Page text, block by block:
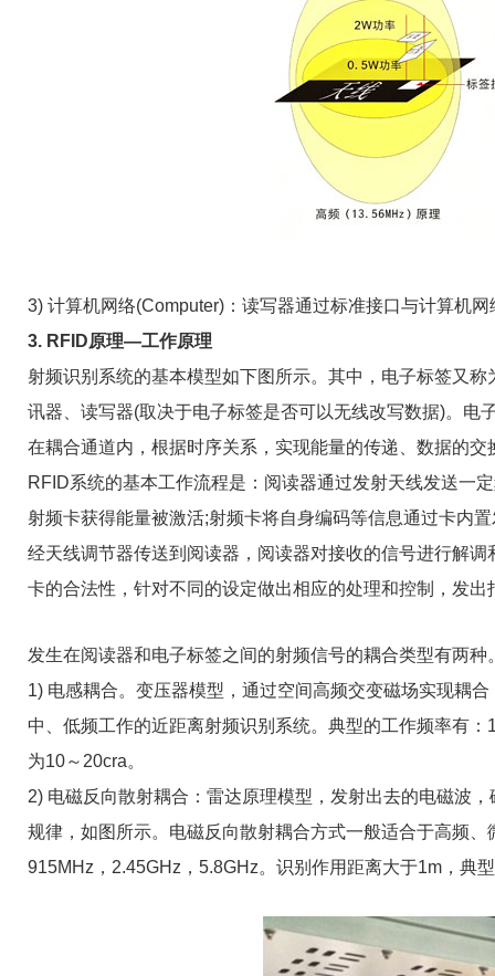
3) 计算机网络(Computer)：读写器通过标准接口与计算机
3. RFID原理—工作原理
射频识别系统的基本模型如下图所示。其中，电子标签又
讯器、读写器(取决于电子标签是否可以无线改写数据)。电
在耦合通道内，根据时序关系，实现能量的传递、数据的交
RFID系统的基本工作流程是：阅读器通过发射天线发送一
射频卡获得能量被激活;射频卡将自身编码等信息通过卡内
经天线调节器传送到阅读器，阅读器对接收的信号进行解
卡的合法性，针对不同的设定做出相应的处理和控制，发
发生在阅读器和电子标签之间的射频信号的耦合类型有两种
1) 电感耦合。变压器模型，通过空间高频交变磁场实现耦
中、低频工作的近距离射频识别系统。典型的工作频率有
为10～20cra。
2) 电磁反向散射耦合：雷达原理模型，发射出去的电磁波
规律，如图所示。电磁反向散射耦合方式一般适合于高频
915MHz，2.45GHz，5.8GHz。识别作用距离大于1m，典